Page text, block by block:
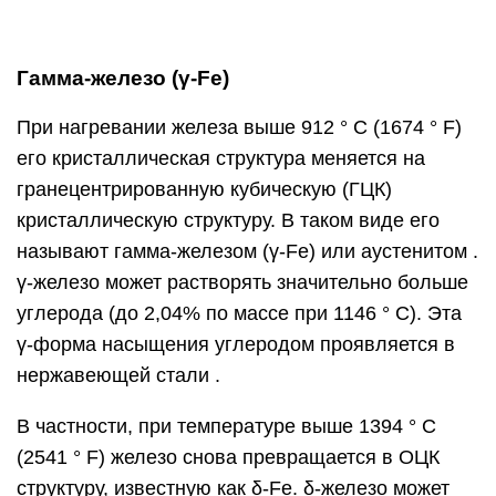
Гамма-железо (γ-Fe)
При нагревании железа выше 912 ° C (1674 ° F)
его кристаллическая структура меняется на
гранецентрированную кубическую (ГЦК)
кристаллическую структуру. В таком виде его
называют гамма-железом (γ-Fe) или аустенитом .
γ-железо может растворять значительно больше
углерода (до 2,04% по массе при 1146 ° C). Эта
γ-форма насыщения углеродом проявляется в
нержавеющей стали .
В частности, при температуре выше 1394 ° C
(2541 ° F) железо снова превращается в ОЦК
структуру, известную как δ-Fe. δ-железо может